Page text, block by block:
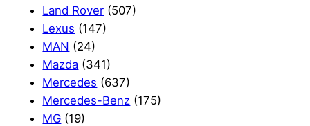
Land Rover (507)
Lexus (147)
MAN (24)
Mazda (341)
Mercedes (637)
Mercedes-Benz (175)
MG (19)